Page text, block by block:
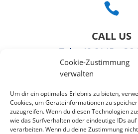
Cookie-Zustimmung
verwalten
Um dir ein optimales Erlebnis zu bieten,
Cookies, um Geräteinformationen zu
zuzugreifen. Wenn du diesen Technologien
wie das Surfverhalten oder eindeutige IDs
verarbeiten. Wenn du deine Zustimmung

CALL US
Tel
: +49 8145 – 36
Fax: +49

EMAIL US